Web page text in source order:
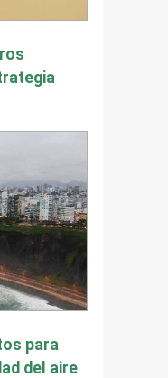
para
del aire